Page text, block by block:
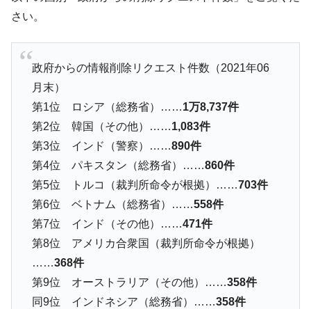
『Money1』
『Money1』
「KDDX」1番艦、2032年竣工と公示
『Money1』
に韓国がいっちょがみしたのでは。
は韓国で『BYD』車は売れている。6カ月で対前年同期比
1.9倍！
『Money1』
在韓米国大使スティールが着韓！⇒ さっそ
く空港に詰めかけ「出て行け！」「極右勢力」のプラカー
ドを掲げる「在韓反米勢力」
『Money1』
ータセンター整備」⇒ だから無理だってば。
『Money1』
JPモルガン「韓国レバレッジETFの清算は
さい。
政府からの情報削除リクエスト件数（2021年06
月末）
第1位 ロシア（総務省）……1万8,737件
第2位 韓国（その他）……1,083件
第3位 インド（警察）……890件
第4位 パキスタン（総務省）……860件
第5位 トルコ（裁判所命令が根拠）……703件
第6位 ベトナム（総務省）……558件
第7位 インド（その他）……471件
第8位 アメリカ合衆国（裁判所命令が根拠）
……368件
第9位 オーストラリア（その他）……358件
同9位 インドネシア（総務省）……358件